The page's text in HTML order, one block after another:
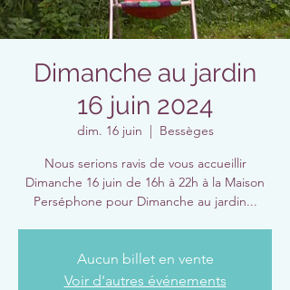
Dimanche au jardin
16 juin 2024
dim. 16 juin
  |
Bessèges
Nous serions ravis de vous accueillir
Dimanche 16 juin de 16h à 22h à la Maison
Perséphone pour Dimanche au jardin...
Aucun billet en vente
Voir d'autres événements